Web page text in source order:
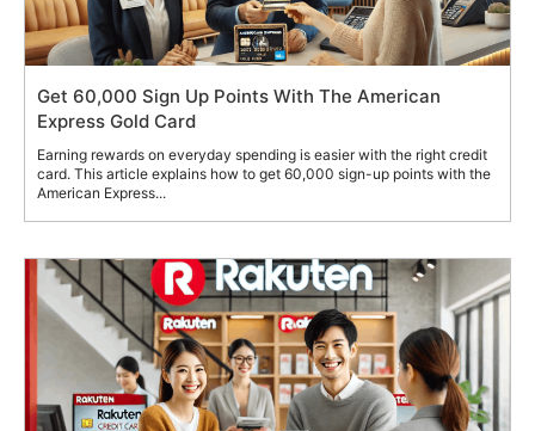
Get 60,000 Sign Up Points With The American
Express Gold Card
Earning rewards on everyday spending is easier with the right credit
card. This article explains how to get 60,000 sign-up points with the
American Express...